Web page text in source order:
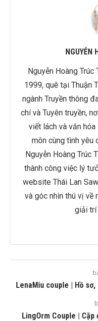
NGUYỄN
Nguyễn Hoàng
1999, quê tại Thuận
ngành Truyền thông
chí và Tuyên truyền,
viết lách và văn
môn cùng tình yêu
Nguyễn Hoàng Trúc
thành công việc lý
website Thái Lan
và góc nhìn thú vị về
giải trí
LenaMiu couple | Hồ
LingOrm Couple |